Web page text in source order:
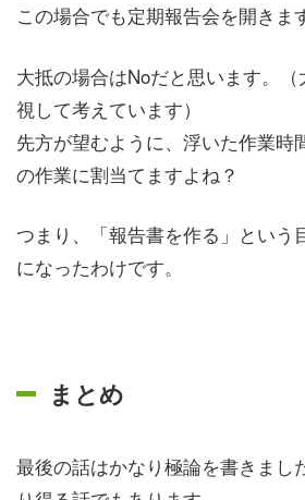
この場合でも定期報告会を開きま
大抵の場合はNoだと思います。
視して考えています）
先方が望むように、浮いた作業時
の作業に割当てますよね？
つまり、「報告書を作る」という
になったわけです。
まとめ
最後の話はかなり極論を書きまし